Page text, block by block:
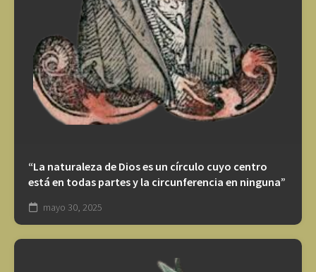
“La naturaleza de Dios es un círculo cuyo centro
está en todas partes y la circunferencia en ninguna”
mayo 30, 2025